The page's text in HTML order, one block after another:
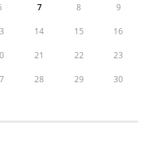
7 8 9
14 15 16
21 22 23
28 29 30